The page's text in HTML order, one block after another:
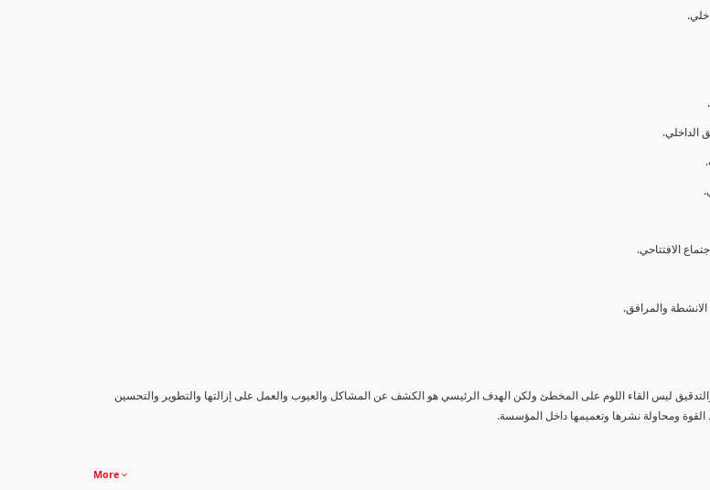
ليس القاء اللوم على المخطئ ولكن الهدف الرئيسي هو الكشف عن المشاكل والعيوب والعمل على إزالتها والتطوير والتحسين
ومحاولة نشرها وتعميمها داخل المؤسسة.
More